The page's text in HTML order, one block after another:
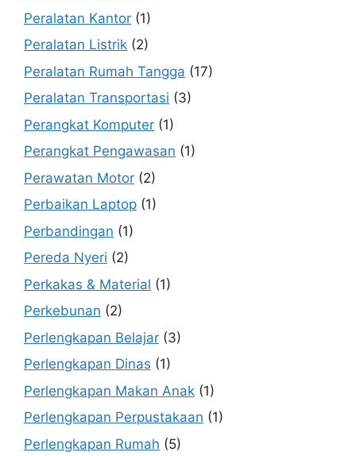
Peralatan Kantor (1)
Peralatan Listrik (2)
Peralatan Rumah Tangga (17)
Peralatan Transportasi (3)
Perangkat Komputer (1)
Perangkat Pengawasan (1)
Perawatan Motor (2)
Perbaikan Laptop (1)
Perbandingan (1)
Pereda Nyeri (2)
Perkakas & Material (1)
Perkebunan (2)
Perlengkapan Belajar (3)
Perlengkapan Dinas (1)
Perlengkapan Makan Anak (1)
Perlengkapan Perpustakaan (1)
Perlengkapan Rumah (5)